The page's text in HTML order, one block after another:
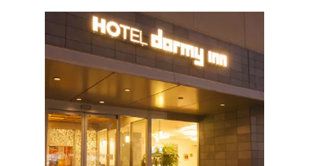
１階…コンビニエンスストア“ローソン” 和食“いせもん本店”...